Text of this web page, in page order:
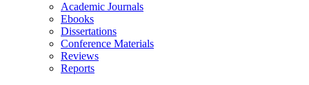
Academic Journals
Ebooks
Dissertations
Conference Materials
Reviews
Reports